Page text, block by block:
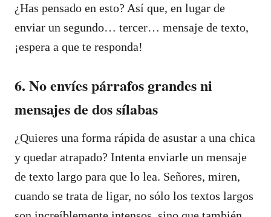
¿Has pensado en esto? Así que, en lugar de
enviar un segundo… tercer… mensaje de texto,
¡espera a que te responda!
6. No envíes párrafos grandes ni
mensajes de dos sílabas
¿Quieres una forma rápida de asustar a una chica
y quedar atrapado? Intenta enviarle un mensaje
de texto largo para que lo lea. Señores, miren,
cuando se trata de ligar, no sólo los textos largos